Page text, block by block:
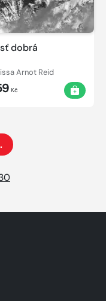
dobrá
Arnot Reid
Kč
SVĚTLÝ/TMAVÝ REŽIM